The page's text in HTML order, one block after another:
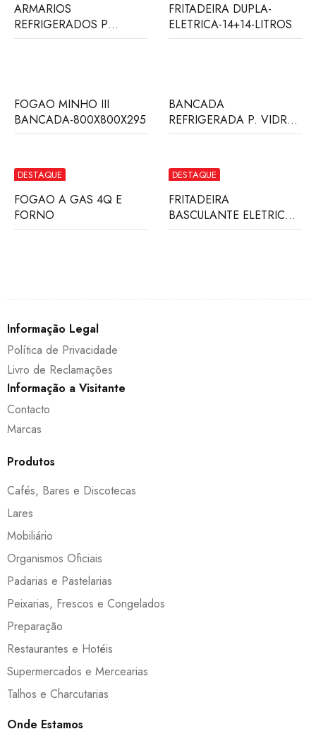
ARMARIOS
REFRIGERADOS P
VIDRO-GASTRONORM
FRITADEIRA DUPLA-
ELETRICA-14+14-LITROS
FOGAO MINHO III
BANCADA-800X800X295
BANCADA
REFRIGERADA P. VIDRO-
SEM COMP.
DESTAQUE
FOGAO A GAS 4Q E
FORNO
DESTAQUE
FRITADEIRA
BASCULANTE ELETRICA-
80-LITROS
Informação Legal
Política de Privacidade
Livro de Reclamações
Informação a Visitante
Contacto
Marcas
Produtos
Cafés, Bares e Discotecas
Lares
Mobiliário
Organismos Oficiais
Padarias e Pastelarias
Peixarias, Frescos e Congelados
Preparação
Restaurantes e Hotéis
Supermercados e Mercearias
Talhos e Charcutarias
Onde Estamos